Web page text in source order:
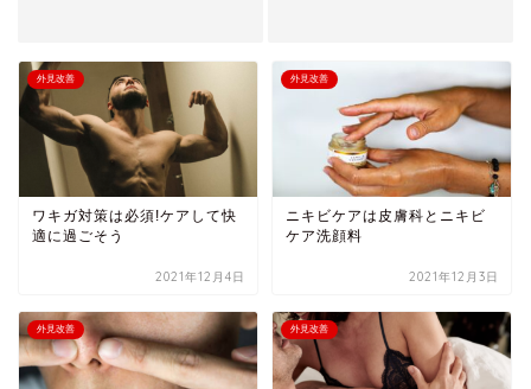
外見改善
ワキガ対策は必須!ケアして快
適に過ごそう
2021年12月4日
外見改善
ニキビケアは皮膚科とニキビ
ケア洗顔料
2021年12月3日
外見改善 外見改善